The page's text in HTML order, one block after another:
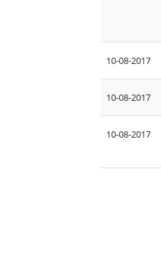
10-08-2017
10-08-2017
10-08-2017